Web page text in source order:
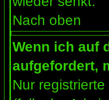
Nach oben
Wenn ich auf
aufgefordert,
Nur